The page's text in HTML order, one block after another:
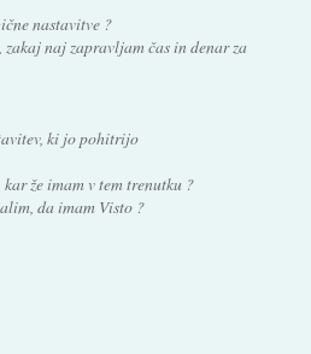
nastavitve ?
naj zapravljam čas in denar za
ki jo pohitrijo
že imam v tem trenutku ?
da imam Visto ?